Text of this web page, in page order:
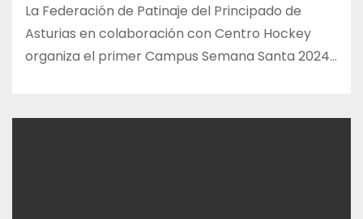
La Federación de Patinaje del Principado de
Asturias en colaboración con Centro Hockey
organiza el primer Campus Semana Santa 2024…